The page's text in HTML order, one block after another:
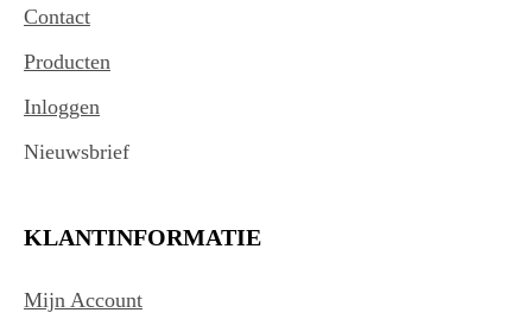
Contact
Producten
Inloggen
Nieuwsbrief
KLANTINFORMATIE
Mijn Account